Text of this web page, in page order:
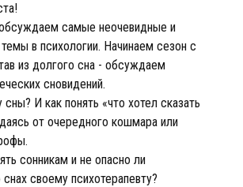
самые неочевидные и
в психологии. Начинаем сезон с
из долгого сна - обсуждаем
сновидений.
И как понять «что хотел сказать
от очередного кошмара или
сонникам и не опасно ли
своему психотерапевту?